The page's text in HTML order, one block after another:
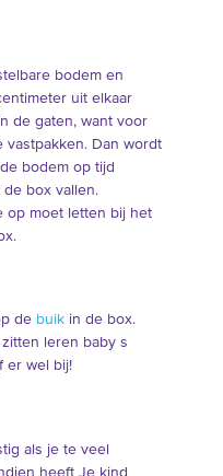
bodem en
uit elkaar
de gaten, want voor
Dan wordt
bodem op tijd
box vallen.
op moet letten bij het
de buikin de box.
leren baby s
er wel bij!
als je te veel
heeft Je kind